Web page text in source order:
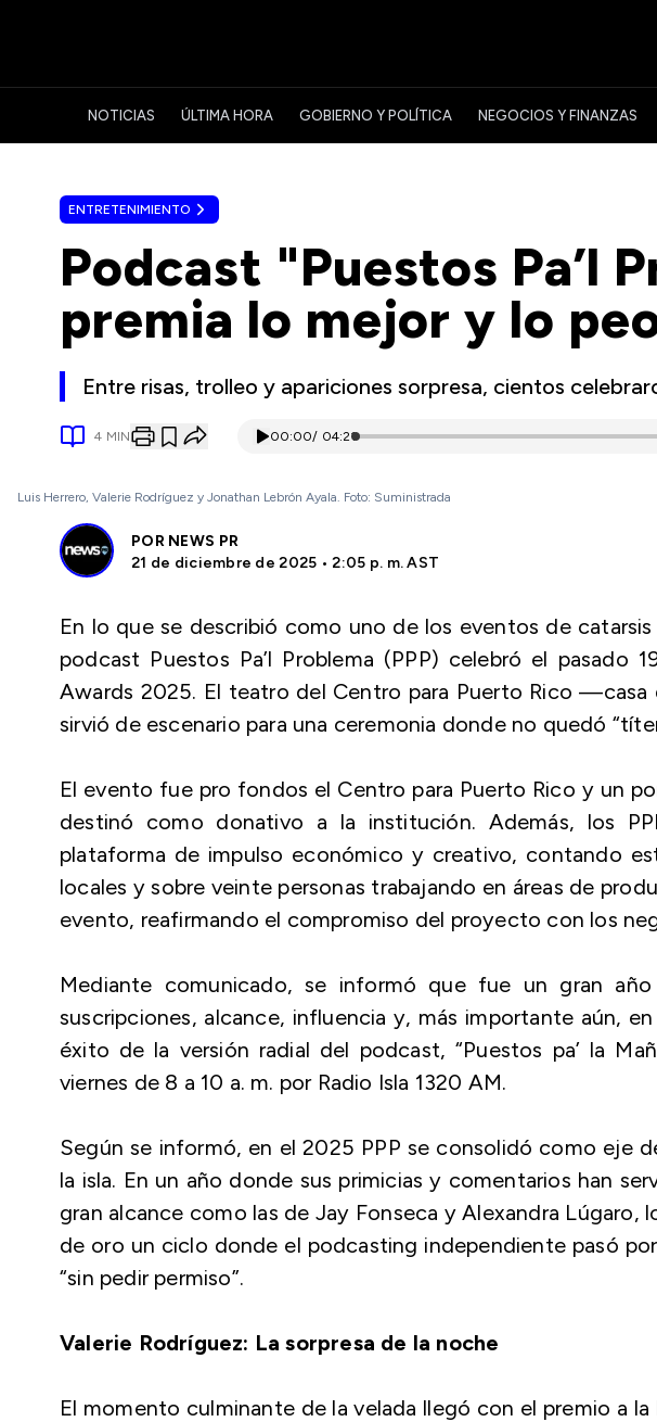
NOTICIAS ÚLTIMA HORA GOBIERNO Y POLÍTICA NEGOCIOS Y FINANZAS
ENTRETENIMIENTO
Podcast "Puestos Pa’l
premia lo mejor y lo
Entre risas, trolleo y apariciones sorpresa, cientos
4 MIN 00:00/ 04:21
Luis Herrero, Valerie Rodríguez y Jonathan Lebrón Ayala. Foto: Suministrada
POR NEWS PR
21 de diciembre de 2025 • 2:05 p. m. AST
En lo que se describió como uno de los eventos de
podcast Puestos Pa’l Problema (PPP) celebró el pasado
Awards 2025. El teatro del Centro para Puerto Rico
sirvió de escenario para una ceremonia donde no quedó
El evento fue pro fondos el Centro para Puerto Rico y un
destinó como donativo a la institución. Además, los
plataforma de impulso económico y creativo, contando
locales y sobre veinte personas trabajando en áreas de
evento, reafirmando el compromiso del proyecto con los
Mediante comunicado, se informó que fue un gran
suscripciones, alcance, influencia y, más importante aún,
éxito de la versión radial del podcast, “Puestos pa’ la
viernes de 8 a 10 a. m. por Radio Isla 1320 AM.
Según se informó, en el 2025 PPP se consolidó como eje
la isla. En un año donde sus primicias y comentarios han
gran alcance como las de Jay Fonseca y Alexandra Lúgaro,
de oro un ciclo donde el podcasting independiente pasó
“sin pedir permiso”.
Valerie Rodríguez: La sorpresa de la noche
El momento culminante de la velada llegó con el premio a